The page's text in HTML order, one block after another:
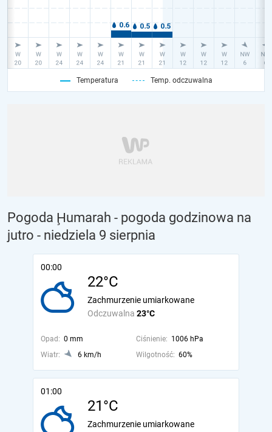
Temperatura Temp. odczuwalna
Pogoda Ḩumarah - pogoda godzinowa na
jutro - niedziela 9 sierpnia
00:00
22°C
Odczuwalna 23°C
Zachmurzenie umiarkowane
Opad: 0 mm Ciśnienie: 1006 hPa
Wiatr:
6 km/h Wilgotność: 60%
01:00
21°C
Zachmurzenie umiarkowane